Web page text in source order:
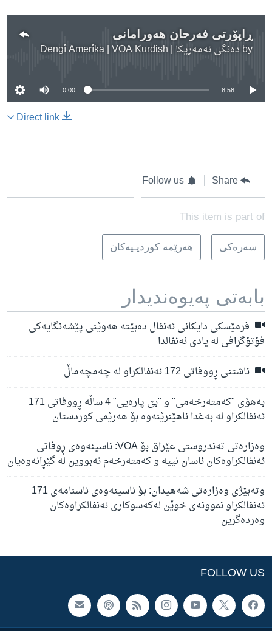
ڕاپۆرتی فەرحان هەورامانی
by دەنگی ئەمەریکا | Dengî Amerîka | VOA Kurdish
No media source currently available
0:00 8:58
Direct link
Share
Follow us
This item is part of
سه‌ره‌کی هه‌رێمه‌ کوردیـیه‌کان
بابه‌تی په‌یوه‌ندیدار
فرمێسکی دایکانی ئەنفال دەبێتە هەوێنی پێشەنگایەکی
فۆتۆگرافی لە یادی ئەنفالدا
ناشتنی ڕووفاتی 172 ئەنفالکراو لە چەمچەماڵ
بەهۆی "کەمتەرخەمی" و "بێ پارەیی" 4 ساڵە ڕووفاتی 171
ئەنفالکراو لە بەغدا ناهێنرێنەوە بۆ هەرێمی کوردستان
وەزارەتی تەندروستی عێراق بۆ VOA: ناسینەوەی ڕوفاتی
ئەنفالکراوەکان ئاسان نییە و کەمتەرخەم نەبووین لە گێڕانەوەیان
وتەبێژی وەزارەتی شەهیدان: بۆ ناسینەوەی ناسنامەی 171
ئەنفالکراو نموونەی خوێن لەکەسوکاری ئەنفالکراوەکان
وەردەگرین
FOLLOW US